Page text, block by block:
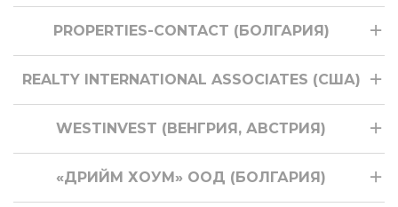
PROPERTIES-CONTACT (БОЛГАРИЯ)
REALTY INTERNATIONAL ASSOCIATES (США)
WESTINVEST (ВЕНГРИЯ, АВСТРИЯ)
«ДРИЙМ ХОУМ» ООД (БОЛГАРИЯ)